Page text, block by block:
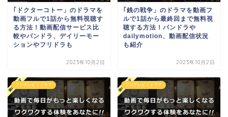
｢ドクターコトー」のドラマを
動画フルで1話から無料視聴す
る方法！動画配信サービス比
較やパンドラ、デイリーモー
ションやフリドラも
2023年10月2日
｢銭の戦争」のドラマを動画フ
ルで1話から最終回まで無料視
聴する方法！パンドラや
dailymotion、動画配信状況
も紹介
2023年10月2日
フジテレビ｜ドラマ フジテレビ｜ドラマ